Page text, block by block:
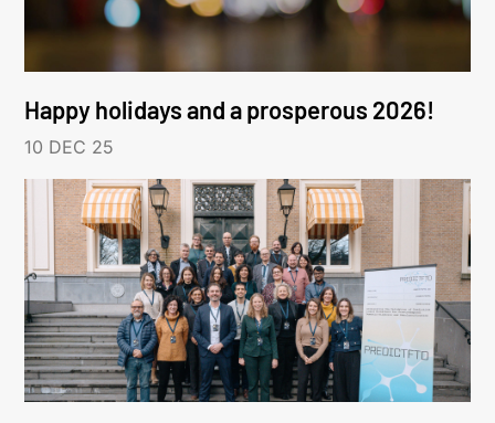
Happy holidays and a prosperous 2026!
10 DEC 25